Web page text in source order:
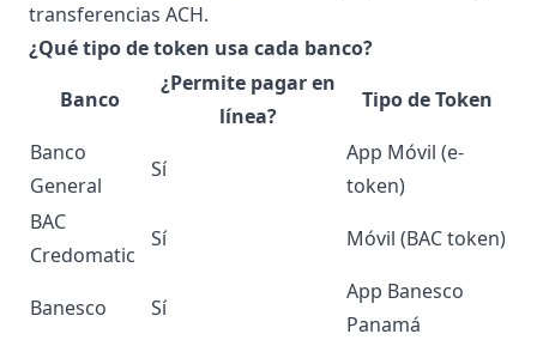
transferencias ACH.
¿Qué tipo de token usa cada banco?
Banco
¿Permite pagar en
línea?
Tipo de Token
Banco
General
Sí
App Móvil (e-
token)
BAC
Credomatic
Sí Móvil (BAC token)
Banesco Sí
App Banesco
Panamá